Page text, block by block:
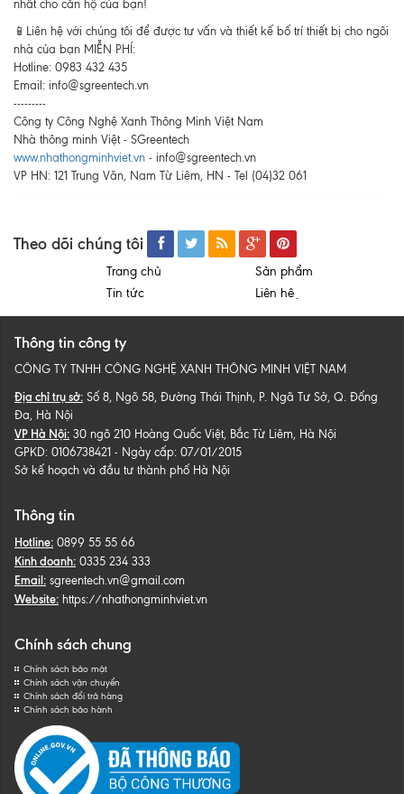
nhất cho căn hộ của bạn!
📱Liên hệ với chúng tôi để được tư vấn và thiết kế bố trí thiết bị cho ngôi
nhà của bạn MIỄN PHÍ:
Hotline: 0983 432 435
Email: info@sgreentech.vn
---------
Công ty Công Nghệ Xanh Thông Minh Việt Nam
Nhà thông minh Việt - SGreentech
www.nhathongminhviet.vn - info@sgreentech.vn
VP HN: 121 Trung Văn, Nam Từ Liêm, HN - Tel (04)32 061
Theo dõi chúng tôi
Trang chủ
Sản phẩm
Tin tức
Liên hệ
Thông tin công ty
CÔNG TY TNHH CÔNG NGHỆ XANH THÔNG MINH VIỆT NAM
Địa chỉ trụ sở: Số 8, Ngõ 58, Đường Thái Thịnh, P. Ngã Tư Sở, Q. Đống
Đa, Hà Nội
VP Hà Nội: 30 ngõ 210 Hoàng Quốc Việt, Bắc Từ Liêm, Hà Nội
GPKD: 0106738421 - Ngày cấp: 07/01/2015
Sở kế hoạch và đầu tư thành phố Hà Nội
Thông tin
Hotline: 0899 55 55 66
Kinh doanh: 0335 234 333
Email: sgreentech.vn@gmail.com
Website: https://nhathongminhviet.vn
Chính sách chung
Chính sách bảo mật
Chính sách vận chuyển
Chính sách đổi trả hàng
Chính sách bảo hành